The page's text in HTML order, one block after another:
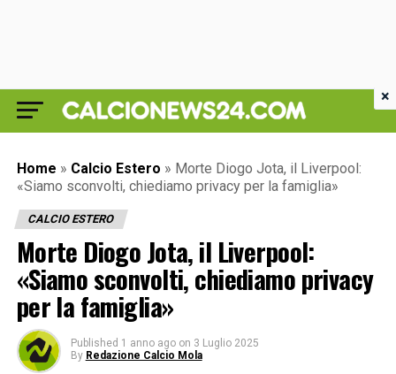
Home » Calcio Estero » Morte Diogo Jota, il Liverpool:
«Siamo sconvolti, chiediamo privacy per la famiglia»
CALCIO ESTERO
Morte Diogo Jota, il Liverpool:
«Siamo sconvolti, chiediamo privacy
per la famiglia»
Published 1 anno ago on 3 Luglio 2025
By Redazione Calcio Mola
×